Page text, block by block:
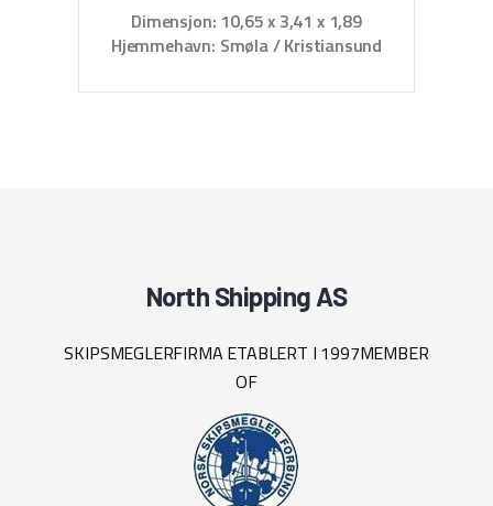
Dimensjon: 10,65 x 3,41 x 1,89
Hjemmehavn: Smøla / Kristiansund
North Shipping AS
SKIPSMEGLERFIRMA ETABLERT I 1997MEMBER
OF